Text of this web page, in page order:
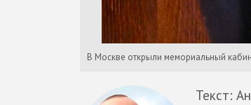
В Москве открыли мемориальный
Текст: